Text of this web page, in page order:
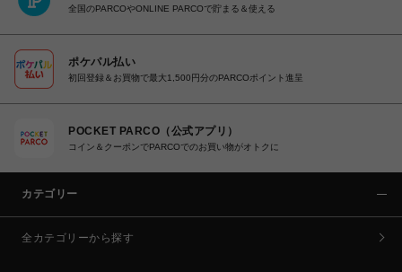
全国のPARCOやONLINE PARCOで貯まる＆使える
ポケパル払い
初回登録＆お買物で最大1,500円分のPARCOポイント進呈
POCKET PARCO（公式アプリ）
コイン＆クーポンでPARCOでのお買い物がオトクに
カテゴリー
全カテゴリーから探す